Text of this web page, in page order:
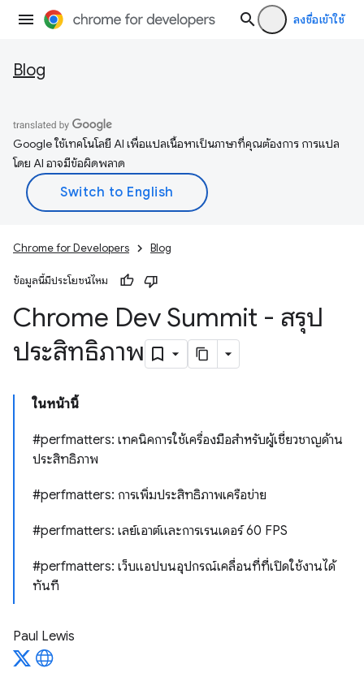
ลงชื่อเข้าใช้
Blog
Google ใช้เทคโนโลยี AI เพื่อแปลเนื้อหาเป็นภาษาที่คุณต้องการ การแปล
โดย AI อาจมีข้อผิดพลาด
Chrome for Developers Blog
ข้อมูลนี้มีประโยชน์ไหม
Chrome Dev Summit - สรุป
ประสิทธิภาพ
ในหน้านี้
#perfmatters: เทคนิคการใช้เครื่องมือสําหรับผู้เชี่ยวชาญด้าน
ประสิทธิภาพ
#perfmatters: การเพิ่มประสิทธิภาพเครือข่าย
#perfmatters: เลย์เอาต์และการเรนเดอร์ 60 FPS
#perfmatters: เว็บแอปบนอุปกรณ์เคลื่อนที่ที่เปิดใช้งานได้
ทันที
Paul Lewis